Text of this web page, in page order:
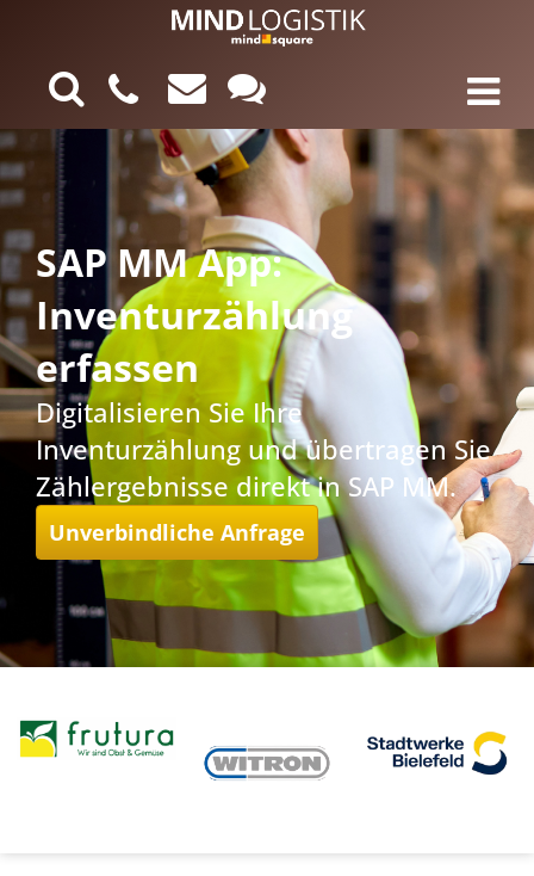
SAP MM App:
Inventurzählung
erfassen
Digitalisieren Sie Ihre
Inventurzählung und übertragen Sie
Zählergebnisse direkt in SAP MM.
Unverbindliche Anfrage